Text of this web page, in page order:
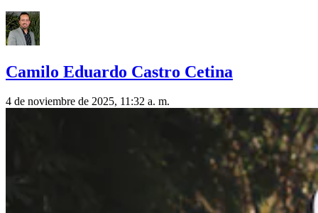
Camilo Eduardo Castro Cetina
4 de noviembre de 2025, 11:32 a. m.